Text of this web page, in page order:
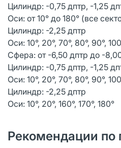
Цилиндр: -0,75 дптр, -1,25
Оси: от 10° до 180° (все
Цилиндр: -2,25 дптр
Оси: 10°, 20°, 70°, 80°, 90°,
Сфера: от -6,50 дптр до -
Цилиндр: -0,75 дптр, -1,25
Оси: 10°, 20°, 70°, 80°, 90°,
Цилиндр: -2,25 дптр
Оси: 10°, 20°, 160°, 170°, 180°
Рекомендации